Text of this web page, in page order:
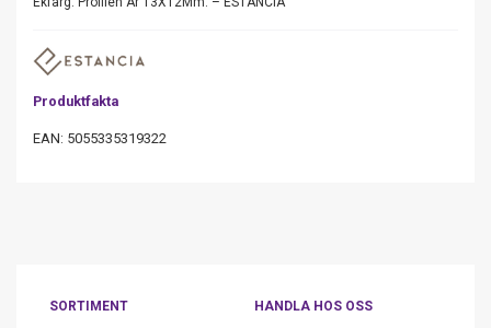
Produktfakta
EAN: 5055335319322
SORTIMENT HANDLA HOS OSS